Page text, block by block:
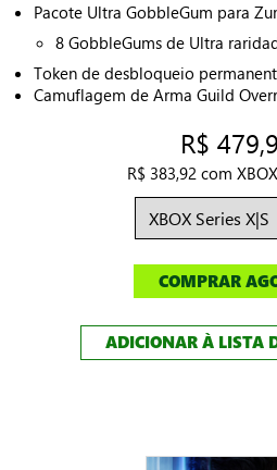
Pacote Ultra GobbleGum para
8 GobbleGums de Ultra
Token de desbloqueio
Camuflagem de Arma Guild
R$
R$ 383,92 com
COMPRAR
ADICIONAR À LISTA